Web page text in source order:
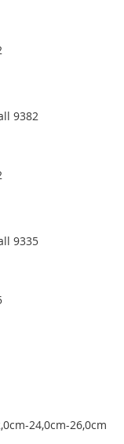
9382
9335
24,0cm-26,0cm